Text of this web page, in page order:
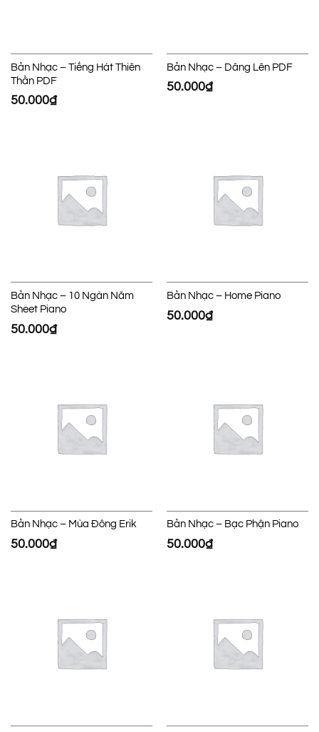
Bản Nhạc – Tiếng Hát Thiên
Thần PDF
50.000₫
Bản Nhạc – Dâng Lên PDF
50.000₫
Bản Nhạc – 10 Ngàn Năm
Sheet Piano
50.000₫
Bản Nhạc – Home Piano
50.000₫
Bản Nhạc – Mùa Đông Erik
50.000₫
Bản Nhạc – Bạc Phận Piano
50.000₫